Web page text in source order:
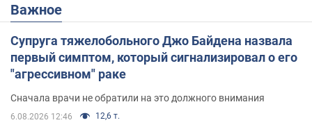
Важное
Супруга тяжелобольного Джо Байдена назвала
первый симптом, который сигнализировал о его
"агрессивном" раке
Сначала врачи не обратили на это должного внимания
6.08.2026 12:46 12,6 т.